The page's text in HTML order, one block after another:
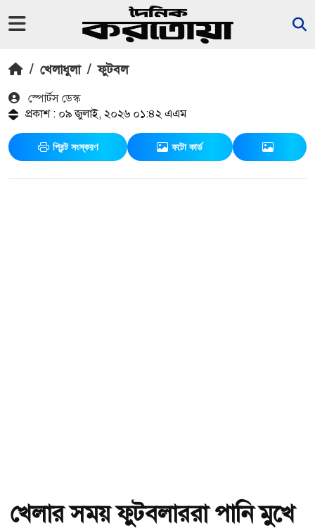
/ খেলাধুলা / ফুটবল
স্পোর্টস ডেস্ক
প্রকাশ : ০৯ জুলাই, ২০২৬ ০১:৪২ এএম
প্রিন্ট সংস্করণ ফটো কার্ড
খেলার সময় ফুটবলাররা পানি মুখে